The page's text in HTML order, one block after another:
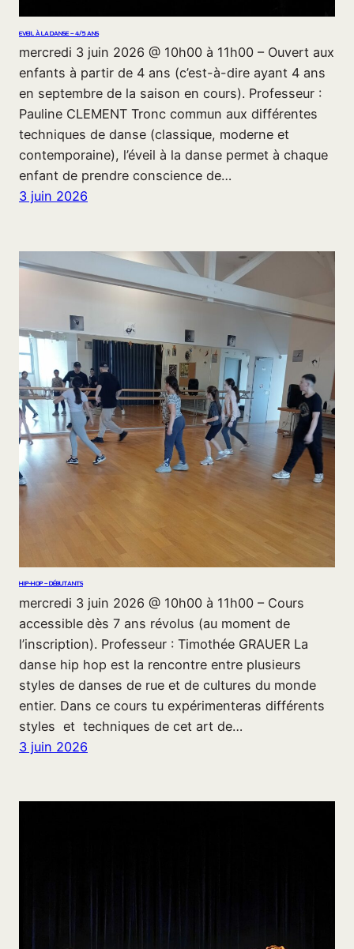
EVEIL À LA DANSE – 4/5 ANS
mercredi 3 juin 2026 @ 10h00 à 11h00 – Ouvert aux
enfants à partir de 4 ans (c’est-à-dire ayant 4 ans
en septembre de la saison en cours). Professeur :
Pauline CLEMENT Tronc commun aux différentes
techniques de danse (classique, moderne et
contemporaine), l’éveil à la danse permet à chaque
enfant de prendre conscience de…
3 juin 2026
HIP-HOP – DÉBUTANTS
mercredi 3 juin 2026 @ 10h00 à 11h00 – Cours
accessible dès 7 ans révolus (au moment de
l’inscription). Professeur : Timothée GRAUER La
danse hip hop est la rencontre entre plusieurs
styles de danses de rue et de cultures du monde
entier. Dans ce cours tu expérimenteras différents
styles et techniques de cet art de…
3 juin 2026